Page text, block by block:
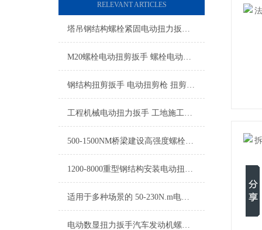
RELEVANT ARTICLES
塔吊钢结构螺栓紧固电动扭力扳手 工地专用扭力扳手50-5000Nm
M20螺栓电动扭剪扳手 螺栓电动扭剪扳手 高强螺栓电动扭剪拧紧器厂家
钢结构扭剪扳手 电动扭剪枪 扭剪型高强螺栓扳手厂家
工程机械电动扭力扳手 工地施工定扭矩电动扳手 重型机械维修电动扭力扳手
500-1500NM桥梁建设高强度螺栓预设扭矩电动扭力扳手
1200-8000重型钢结构安装电动扭力扳手 钢结构连接螺栓电动扭力扳手
适用于多种场景的 50-230N.m电动可调扭力扳手
电动数显扭力扳手汽车发动机螺母装配专用